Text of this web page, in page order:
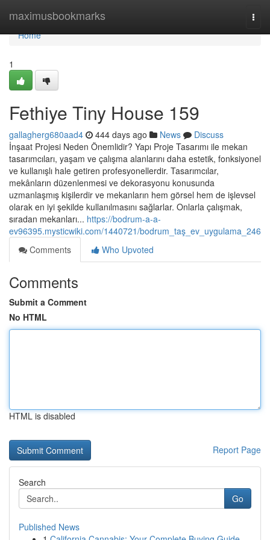
maximusbookmarks
Home
Home
1
Fethiye Tiny House 159
gallagherg680aad4 444 days ago News
Discuss
İnşaat Projesi Neden Önemlidir? Yapı Proje Tasarımı ile mekan
tasarımcıları, yaşam ve çalışma alanlarını daha estetik, fonksiyonel
ve kullanışlı hale getiren profesyonellerdir. Tasarımcılar,
mekânların düzenlenmesi ve dekorasyonu konusunda
uzmanlaşmış kişilerdir ve mekanların hem görsel hem de işlevsel
olarak en iyi şekilde kullanılmasını sağlarlar. Onlarla çalışmak,
sıradan mekanları... https://bodrum-a-a-
ev96395.mysticwiki.com/1440721/bodrum_taş_ev_uygulama_246
Comments
Who Upvoted
Comments
Submit a Comment
No HTML
HTML is disabled
Report Page
Search
Go
Published News